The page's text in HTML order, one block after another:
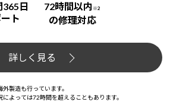
日
ト
72時間以内 ※2
の修理対応
詳しく見る
製造も行っています。
よっては72時間を超えることもあります。